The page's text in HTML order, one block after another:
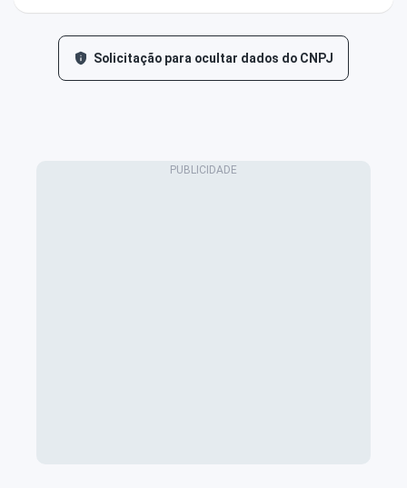
Solicitação para ocultar dados do CNPJ